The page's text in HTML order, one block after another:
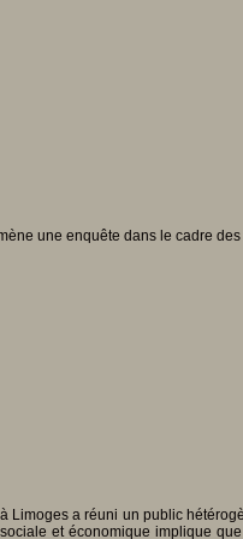
une enquête dans le cadre
Limoges a réuni un public
et économique implique